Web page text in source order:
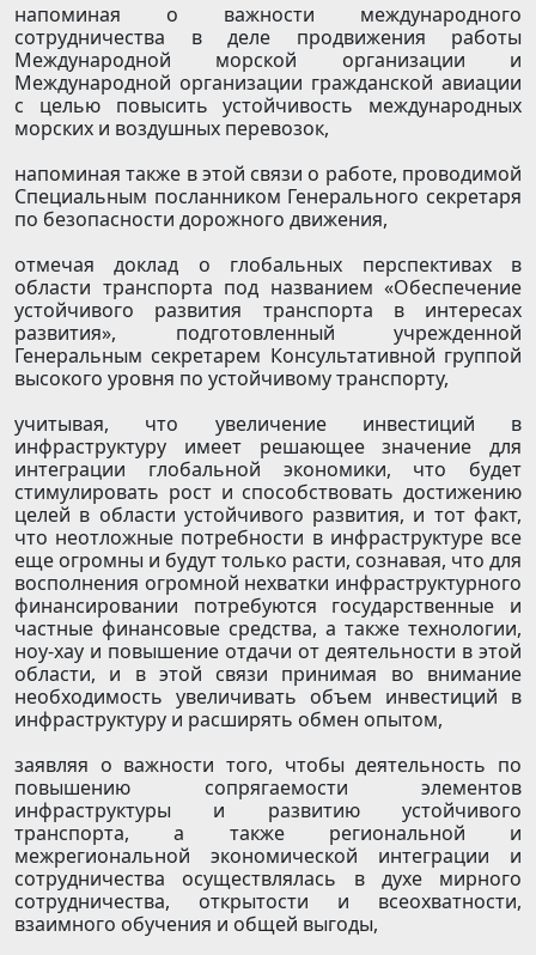
напоминая о важности международного
сотрудничества в деле продвижения работы
Международной морской организации и
Международной организации гражданской авиации
с целью повысить устойчивость международных
морских и воздушных перевозок,
напоминая также в этой связи о работе, проводимой
Специальным посланником Генерального секретаря
по безопасности дорожного движения,
отмечая доклад о глобальных перспективах в
области транспорта под названием «Обеспечение
устойчивого развития транспорта в интересах
развития», подготовленный учрежденной
Генеральным секретарем Консультативной группой
высокого уровня по устойчивому транспорту,
учитывая, что увеличение инвестиций в
инфраструктуру имеет решающее значение для
интеграции глобальной экономики, что будет
стимулировать рост и способствовать достижению
целей в области устойчивого развития, и тот факт,
что неотложные потребности в инфраструктуре все
еще огромны и будут только расти, сознавая, что для
восполнения огромной нехватки инфраструктурного
финансировании потребуются государственные и
частные финансовые средства, а также технологии,
ноу-хау и повышение отдачи от деятельности в этой
области, и в этой связи принимая во внимание
необходимость увеличивать объем инвестиций в
инфраструктуру и расширять обмен опытом,
заявляя о важности того, чтобы деятельность по
повышению сопрягаемости элементов
инфраструктуры и развитию устойчивого
транспорта, а также региональной и
межрегиональной экономической интеграции и
сотрудничества осуществлялась в духе мирного
сотрудничества, открытости и всеохватности,
взаимного обучения и общей выгоды,